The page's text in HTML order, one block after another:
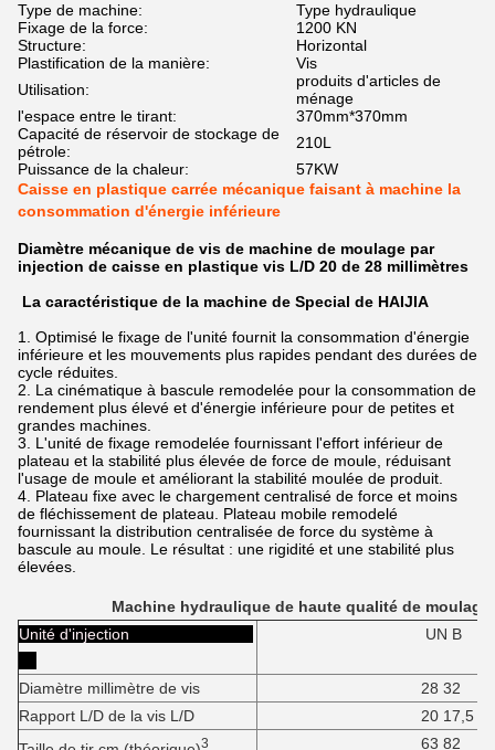
Type de machine:
Type hydraulique
Fixage de la force:
1200 KN
Structure:
Horizontal
Plastification de la manière:
Vis
Utilisation:
produits d'articles de
ménage
l'espace entre le tirant:
370mm*370mm
Capacité de réservoir de stockage de
pétrole:
210L
Puissance de la chaleur:
57KW
Caisse en plastique carrée mécanique faisant à machine la
consommation d'énergie inférieure
Diamètre mécanique de vis de machine de moulage par
injection de caisse en plastique vis L/D 20 de 28 millimètres
La caractéristique de la machine de Special de HAIJIA
1. Optimisé le fixage de l'unité fournit la consommation d'énergie
inférieure et les mouvements plus rapides pendant des durées de
cycle réduites.
2. La cinématique à bascule remodelée pour la consommation de
rendement plus élevé et d'énergie inférieure pour de petites et
grandes machines.
3. L'unité de fixage remodelée fournissant l'effort inférieur de
plateau et la stabilité plus élevée de force de moule, réduisant
l'usage de moule et améliorant la stabilité moulée de produit.
4. Plateau fixe avec le chargement centralisé de force et moins
de fléchissement de plateau. Plateau mobile remodelé
fournissant la distribution centralisée de force du système à
bascule au moule. Le résultat : une rigidité et une stabilité plus
élevées.
Machine hydraulique de haute qualité de
Unité d'injection
UN B
Diamètre millimètre de vis
28 32
Rapport L/D de la vis L/D
20 17,5
3 63 82